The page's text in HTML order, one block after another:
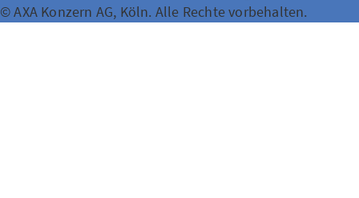
© AXA Konzern AG, Köln. Alle Rechte vorbehalten.